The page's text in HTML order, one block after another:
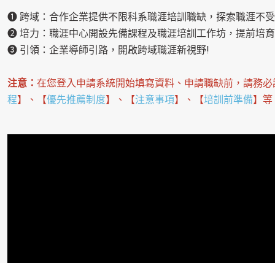
❶ 跨域：合作企業提供不限科系職涯培訓職缺，探索職涯不
❷ 培力：職涯中心開設先備課程及職涯培訓工作坊，提前培
❸ 引領：企業導師引路，開啟跨域職涯新視野!
注意： 在您登入申請系統開始填寫資料、申請職缺前，請務
程】、【優先推薦制度】、【注意事項】、【培訓前準備】等